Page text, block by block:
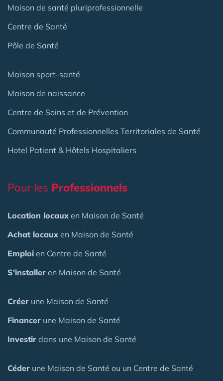
Maison de santé pluriprofessionnelle
Centre de Santé
Pôle de Santé
Maison sport-santé
Maison de naissance
Centre de Soins et de Prévention
Communauté Professionnelles Territoriales de Santé
Hotel Patient & Hôtels Hospitaliers
Pour les Professionnels
Location locaux en Maison de Santé
Achat locaux en Maison de Santé
Emploi en Centre de Santé
S'installer en Maison de Santé
Créer une Maison de Santé
Financer une Maison de Santé
Investir dans une Maison de Santé
Céder une Maison de Santé ou un Centre de Santé